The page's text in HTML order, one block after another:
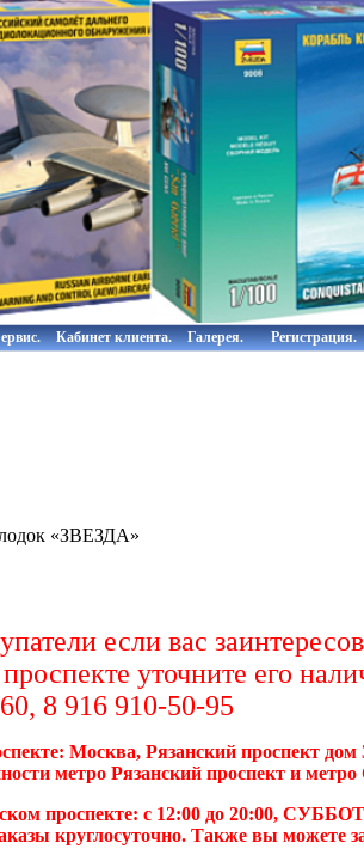
Кабинет клиента. Галерея. Регистрация.
«ЗВЕЗДА»
если вас
уточните его
8 916 910-50-95
Москва, Рязанский проспект
метро Рязанский проспект и
проспекте: с 12:00 до 20:00,
круглосуточно. Также вы можете